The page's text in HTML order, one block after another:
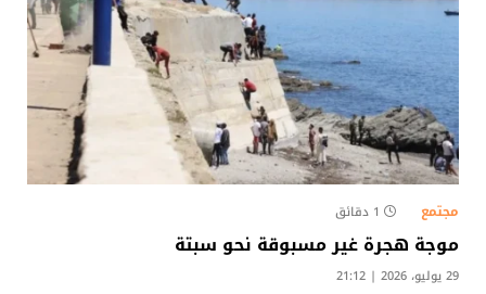
مجتمع 1 دقائق
موجة هجرة غير مسبوقة نحو سبتة
29 يوليو، 2026 | 21:12